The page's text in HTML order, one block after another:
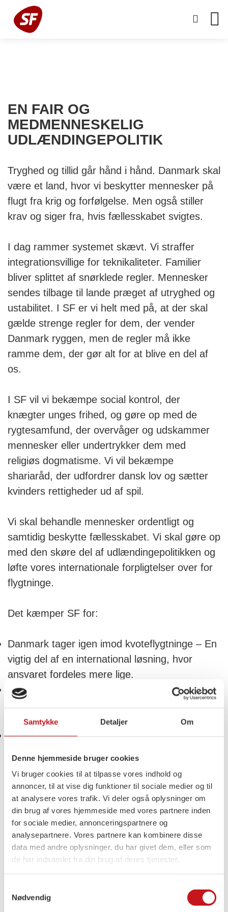
Samtykke Detaljer Om
Denne hjemmeside bruger cookies
Vi bruger cookies til at tilpasse vores indhold og
annoncer, til at vise dig funktioner til sociale medier og til
at analysere vores trafik. Vi deler også oplysninger om
din brug af vores hjemmeside med vores partnere inden
for sociale medier, annonceringspartnere og
analysepartnere. Vores partnere kan kombinere disse
data med andre oplysninger, du har givet dem, eller som
de har indsamlet fra din brug af deres tjenester.
Nødvendig
EN FAIR OG
MEDMENNESKELIG
UDLÆNDINGEPOLITIK
Tryghed og tillid går hånd i hånd. Danmark skal
være et land, hvor vi beskytter mennesker på
flugt fra krig og forfølgelse. Men også stiller
krav og siger fra, hvis fællesskabet svigtes.
I dag rammer systemet skævt. Vi straffer
integrationsvillige for teknikaliteter. Familier
bliver splittet af snørklede regler. Mennesker
sendes tilbage til lande præget af utryghed og
ustabilitet. I SF er vi helt med på, at der skal
gælde strenge regler for dem, der vender
Danmark ryggen, men de regler må ikke
ramme dem, der gør alt for at blive en del af
os.
I SF vil vi bekæmpe social kontrol, der
knægter unges frihed, og gøre op med de
rygtesamfund, der overvåger og udskammer
mennesker eller undertrykker dem med
religiøs dogmatisme. Vi vil bekæmpe
shariaråd, der udfordrer dansk lov og sætter
kvinders rettigheder ud af spil.
Vi skal behandle mennesker ordentligt og
samtidig beskytte fællesskabet. Vi skal gøre op
med den skøre del af udlændingepolitikken og
løfte vores internationale forpligtelser over for
flygtninge.
Det kæmper SF for:
Danmark tager igen imod kvoteflygtninge – En
vigtig del af en international løsning, hvor
ansvaret fordeles mere lige.
Et opgør med parallelsamfund og social kontrol
og trygt i Danmark.
Mindre skør udlændingepolitik – Vi ønsker et
studerende fra Danmark, mens forhærdede
kriminelle får lov til at blive.
Ordførere
Lise Müller
lise.muller@ft.dk
Medlem af folketinget